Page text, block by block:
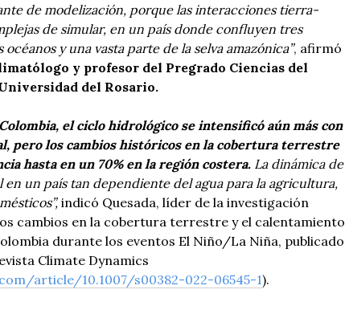
de modelización, porque las interacciones tierra-
de simular, en un país donde confluyen tres
y una vasta parte de la selva amazónica”, afirmó
y profesor del Pregrado Ciencias del
del Rosario.
el ciclo hidrológico se intensificó aún más con
pero los cambios históricos en la cobertura terrestre
hasta en un 70% en la región costera. La dinámica de
en un país tan dependiente del agua para la agricultura,
indicó Quesada, líder de la investigación
cambios en la cobertura terrestre y el calentamiento
durante los eventos El Niño/La Niña, publicado
Climate Dynamics
article/10.1007/s00382-022-06545-1).